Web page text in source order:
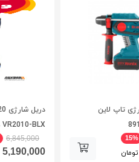
تاپ لاین
15%
تومان
VR2010-BLX دو باتری
6,845,000
5,190,000